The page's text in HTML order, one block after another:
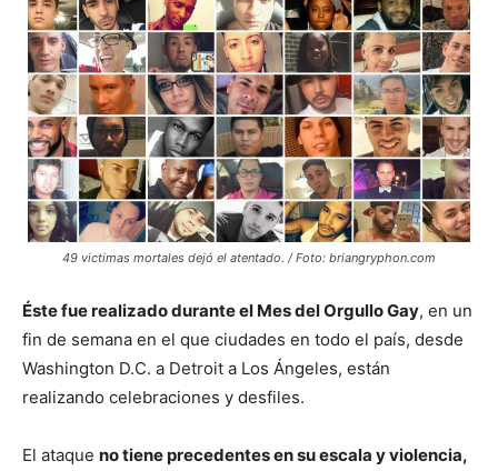
49 victimas mortales dejó el atentado. / Foto: briangryphon.com
Éste fue realizado durante el Mes del Orgullo Gay, en un
fin de semana en el que ciudades en todo el país, desde
Washington D.C. a Detroit a Los Ángeles, están
realizando celebraciones y desfiles.
El ataque no tiene precedentes en su escala y violencia,